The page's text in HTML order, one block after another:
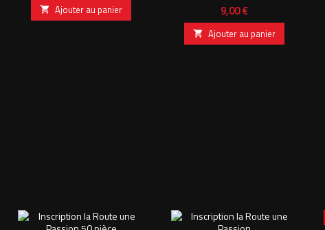
 Ajouter au panier Prix
9,00 €
 Ajouter au panier